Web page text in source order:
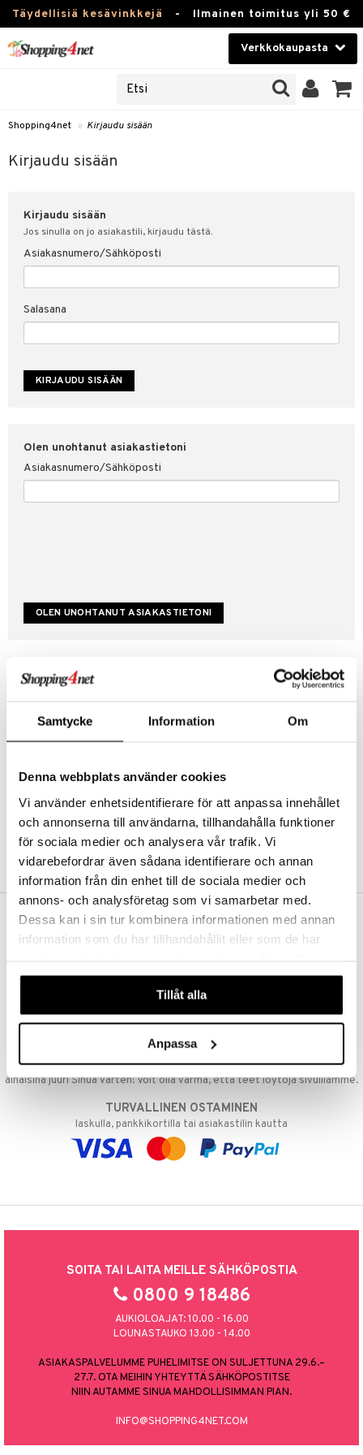
Samtycke Information Om
Denna webbplats använder cookies
Vi använder enhetsidentifierare för att anpassa innehållet
och annonserna till användarna, tillhandahålla funktioner
för sociala medier och analysera vår trafik. Vi
vidarebefordrar även sådana identifierare och annan
information från din enhet till de sociala medier och
annons- och analysföretag som vi samarbetar med.
Dessa kan i sin tur kombinera informationen med annan
information som du har tillhandahållit eller som de har
våra cookies vid fortsatt användande av vår webbplats.
Tillåt alla
Anpassa
Täydellisiä kesävinkkejä - Ilmainen toimitus yli 50 €
Verkkokaupasta
Piilolinssit
Luontaistuotteet
Fitness
Koti & Sisustus
Lelut, Lapsi & Vauva
Tuotemerkkejä
Shopping4net » Kirjaudu sisään
Kirjaudu sisään
Kirjaudu sisään
Jos sinulla on jo asiakastili, kirjaudu tästä.
Asiakasnumero/Sähköposti
Salasana
Olen unohtanut asiakastietoni
Asiakasnumero/Sähköposti
Luo uusi asiakas
Tilauksen tila & historiikki
Kestotilaus
Arvostele tuotteita
Toivelistat
LUO ASIAKAS
sisään
& vastauksia
myyntiehdot
suojaus
ILMAINEN TOIMITUS YLI 50 €
NOPEAT TOIMITUKSET
päivänä
EDULLISET HINNAT
Ostamalla suuria eriä tuotteita varastoomme voimme pitää hinnat
alhaisina juuri Sinua varten! Voit olla varma, että teet löytöjä sivuillamme.
TURVALLINEN OSTAMINEN
laskulla, pankkikortilla tai asiakastilin kautta
SOITA TAI LAITA MEILLE SÄHKÖPOSTIA
0800 9 18486
AUKIOLOAJAT: 10.00 - 16.00
LOUNASTAUKO 13.00 - 14.00
ASIAKASPALVELUMME PUHELIMITSE ON SULJETTUNA 29.6.–
27.7. OTA MEIHIN YHTEYTTÄ SÄHKÖPOSTITSE
NIIN AUTAMME SINUA MAHDOLLISIMMAN PIAN.
INFO@SHOPPING4NET.COM